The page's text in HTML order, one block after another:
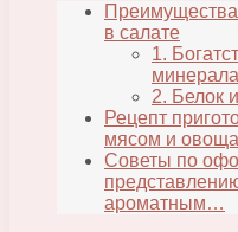
в салате
1.
2. Белок
Рецепт
мясом и
Советы по
ароматным…